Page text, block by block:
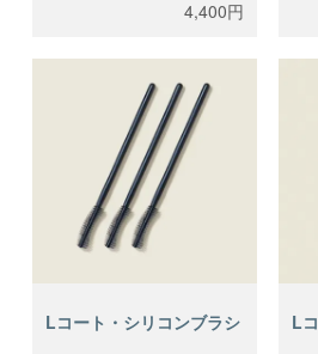
ご購入には講習が必要となり
ます。講習をお申込みしたア
カウントでログイン、テクニ
カル講習後に郵送されたライ
センスコードをご入力くださ
4,400円
※
ス
Lコート・シリコンブラシ L